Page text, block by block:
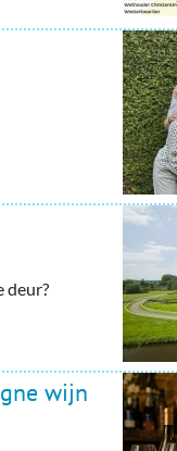
deur?
wijn